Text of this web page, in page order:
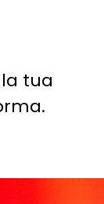
tua